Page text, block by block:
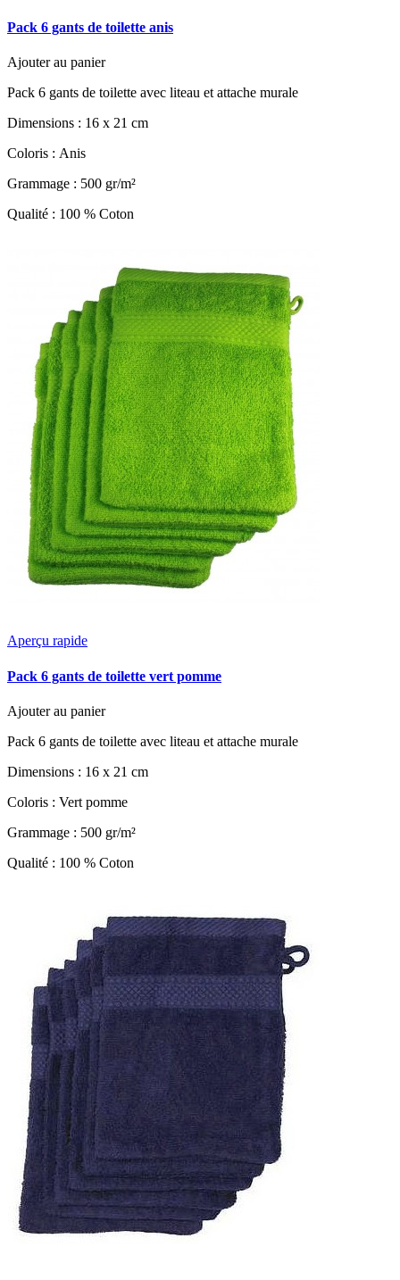
Pack 6 gants de toilette anis
Ajouter au panier
Pack 6 gants de toilette avec liteau et attache murale
Dimensions : 16 x 21 cm
Coloris : Anis
Grammage : 500 gr/m²
Qualité : 100 % Coton
Aperçu rapide
Pack 6 gants de toilette vert pomme
Ajouter au panier
Pack 6 gants de toilette avec liteau et attache murale
Dimensions : 16 x 21 cm
Coloris : Vert pomme
Grammage : 500 gr/m²
Qualité : 100 % Coton